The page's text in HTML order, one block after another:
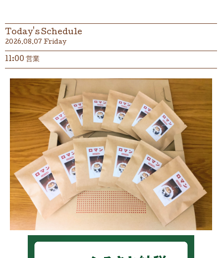
Today's Schedule
2026.08.07 Friday
11:00 営業